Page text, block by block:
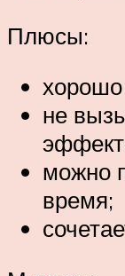
Плюсы:
хорошо
не
можно
время;